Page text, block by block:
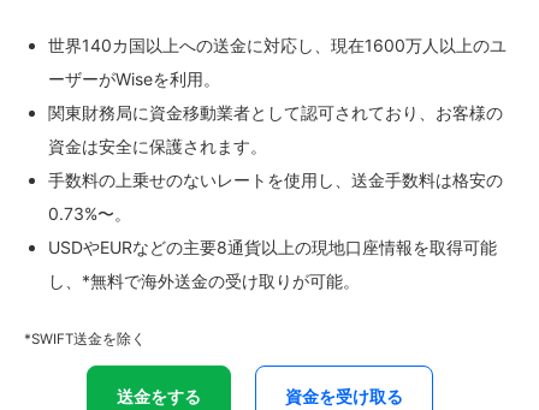
世界140カ国以上への送金に対応し、現在1600万人以上のユ
ーザーがWiseを利用。
関東財務局に資金移動業者として認可されており、お客様の
資金は安全に保護されます。
手数料の上乗せのないレートを使用し、送金手数料は格安の
0.73%〜。
USDやEURなどの主要8通貨以上の現地口座情報を取得可能
し、*無料で海外送金の受け取りが可能。
*SWIFT送金を除く
送金をする 資金を受け取る